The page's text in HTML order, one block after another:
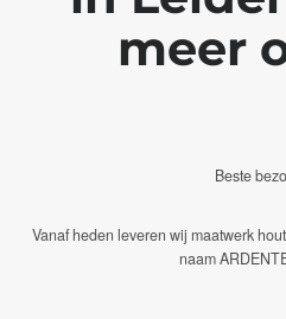
meer
Beste
Vanaf heden leveren wij maatwerk
naam